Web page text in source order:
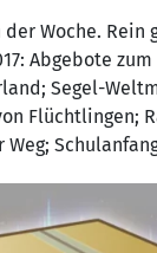
Woche. Rein
Abgebote
Segel-
Flüchtlingen;
Weg;